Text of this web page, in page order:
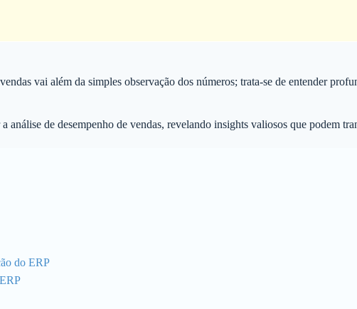
vai além da simples observação dos números; trata-se de entender
de desempenho de vendas, revelando insights valiosos que podem
do ERP